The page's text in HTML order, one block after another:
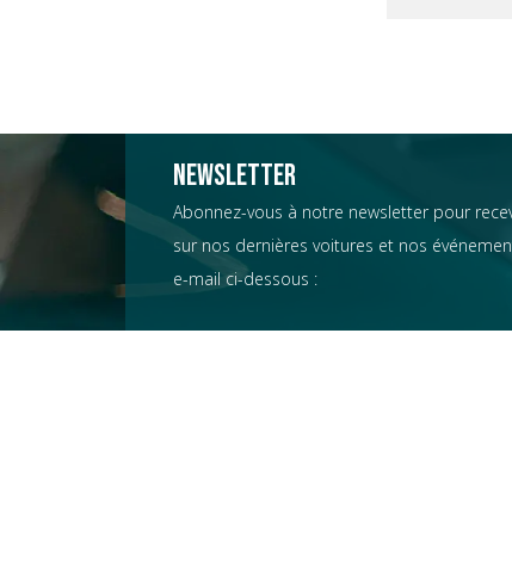
Newsletter
Abonnez-vous à notre newsletter pour
sur nos dernières voitures et nos
e-mail ci-dessous :